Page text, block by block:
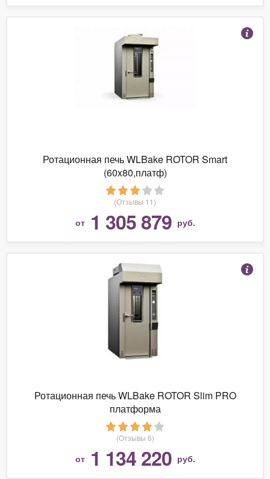
Ротационная печь WLBake ROTOR Smart
(60x80,платф)
(Отзывы 11)
от 1 305 879 руб.
Ротационная печь WLBake ROTOR Slim PRO
платформа
(Отзывы 6)
от 1 134 220 руб.